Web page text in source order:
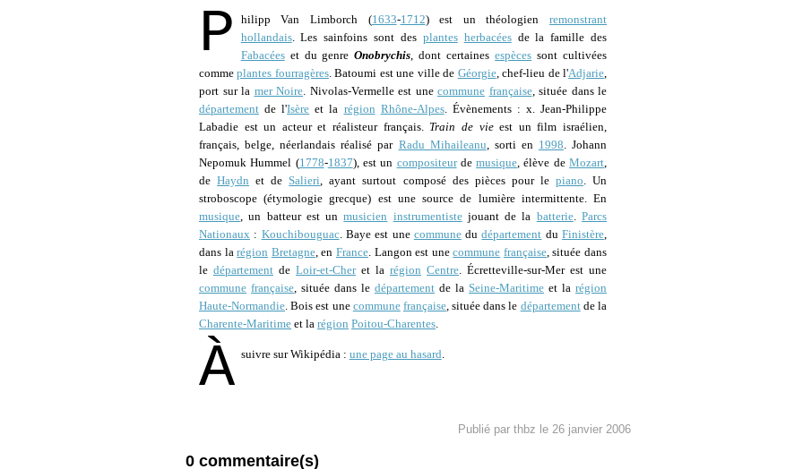
P hilipp Van Limborch (1633-1712) est un théologienremonstrant
hollandais. Les sainfoins sont des plantes herbacéesde la famille des
Fabacéeset du genreOnobrychis, dont certainesespèces sont cultivées
commeplantes fourragères. Batoumi est une ville de Géorgie, chef-lieu de l'Adjarie,
port sur la mer Noire. Nivolas-Vermelle est une commune française, située dans le
département de l'Isère et la région Rhône-Alpes. Évènements : x. Jean-Philippe
Labadie est un acteur et réalisteur français. Train de vieest un film israélien,
français, belge, néerlandais réalisé par Radu Mihaileanu, sorti en 1998. Johann
Nepomuk Hummel (1778-1837), est un compositeurdemusique, élève deMozart,
deHaydn et deSalieri, ayant surtout composé des pièces pour le piano. Un
stroboscope (étymologie grecque) est une source de lumière intermittente. En
musique, un batteur est unmusicien instrumentistejouant de la batterie.Parcs
Nationaux : Kouchibouguac. Baye est une communedudépartement duFinistère,
dans larégion Bretagne, en France. Langon est unecommune française, située dans
le département de Loir-et-Cheret la région Centre. Écretteville-sur-Mer est une
commune française, située dans le département de la Seine-Maritime et la région
Haute-Normandie. Bois est une commune française, située dans le départementde la
Charente-Maritime et la région Poitou-Charentes.
À suivre sur Wikipédia : une page au hasard
Publié par thbz le 26 janvier 2006
0 commentaire(s)